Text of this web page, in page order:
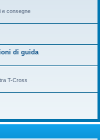
e consegne
di guida
T-Cross